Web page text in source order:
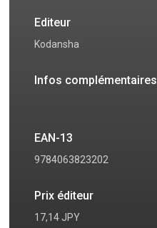
Editeur
Kodansha
Infos complémentaires
EAN-13
9784063823202
Prix éditeur
17,14 JPY